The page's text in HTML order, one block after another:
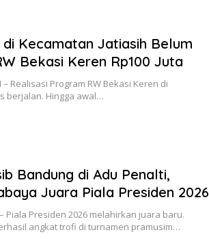
Kecamatan Jatiasih Belum
Bekasi Keren Rp100 Juta
– Realisasi Program RW Bekasi Keren di
berjalan. Hingga awal…
Bandung di Adu Penalti,
Juara Piala Presiden 2026
Piala Presiden 2026 melahirkan juara baru.
angkat trofi di turnamen pramusim…